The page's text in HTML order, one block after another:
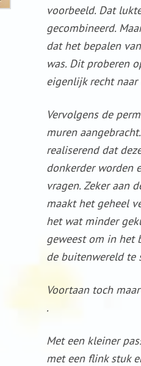
voorbeeld. Dat
gecombineerd.
dat het bepalen
was. Dit proberen
eigenlijk recht
Vervolgens de
muren
realiserend dat
donkerder worden
vragen. Zeker aan
maakt het geheel
het wat minder
geweest om in het
de buitenwereld te
Voortaan toch
.
Met een kleiner
met een flink stuk